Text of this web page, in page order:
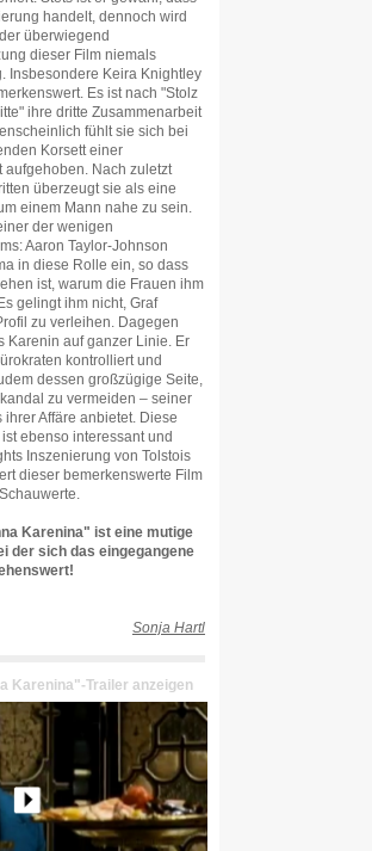
handelt, dennoch wird
überwiegend
dieser Film niemals
Insbesondere Keira Knightley
Es ist nach "Stolz
ihre dritte Zusammenarbeit
fühlt sie sich bei
Korsett einer
aufgehoben. Nach zuletzt
überzeugt sie als eine
einem Mann nahe zu sein.
der wenigen
Aaron Taylor-Johnson
in diese Rolle ein, so dass
ist, warum die Frauen ihm
gelingt ihm nicht, Graf
zu verleihen. Dagegen
Karenin auf ganzer Linie. Er
kontrolliert und
dessen großzügige Seite,
zu vermeiden – seiner
ihrer Affäre anbietet. Diese
ebenso interessant und
Inszenierung von Tolstois
dieser bemerkenswerte Film
Karenina" ist eine mutige
der sich das eingegangene
Sonja Hartl
Karenina"-Trailer anzeigen